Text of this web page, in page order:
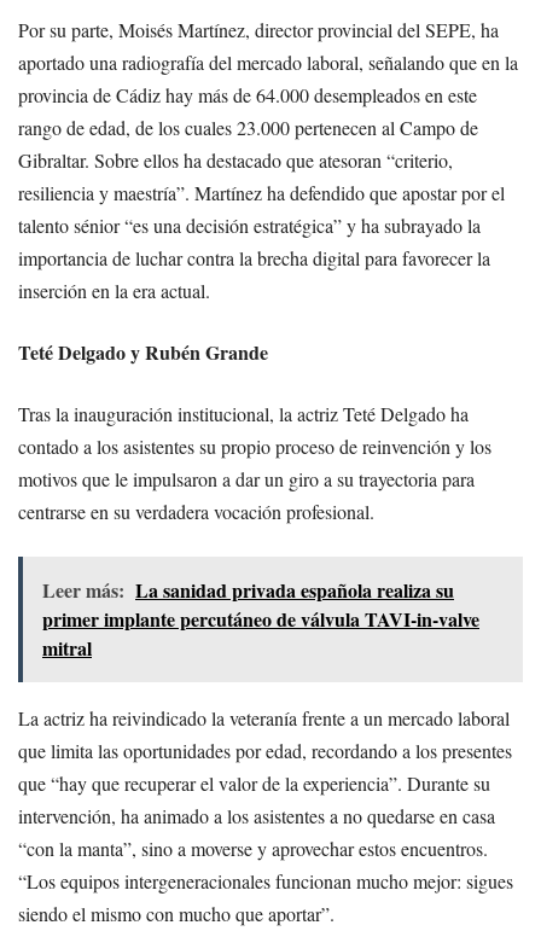
Por su parte, Moisés Martínez, director provincial del SEPE, ha
aportado una radiografía del mercado laboral, señalando que en la
provincia de Cádiz hay más de 64.000 desempleados en este
rango de edad, de los cuales 23.000 pertenecen al Campo de
Gibraltar. Sobre ellos ha destacado que atesoran “criterio,
resiliencia y maestría”. Martínez ha defendido que apostar por el
talento sénior “es una decisión estratégica” y ha subrayado la
importancia de luchar contra la brecha digital para favorecer la
inserción en la era actual.
Teté Delgado y Rubén Grande
Tras la inauguración institucional, la actriz Teté Delgado ha
contado a los asistentes su propio proceso de reinvención y los
motivos que le impulsaron a dar un giro a su trayectoria para
centrarse en su verdadera vocación profesional.
Leer más: La sanidad privada española realiza su
primer implante percutáneo de válvula TAVI-in-valve
mitral
La actriz ha reivindicado la veteranía frente a un mercado laboral
que limita las oportunidades por edad, recordando a los presentes
que “hay que recuperar el valor de la experiencia”. Durante su
intervención, ha animado a los asistentes a no quedarse en casa
“con la manta”, sino a moverse y aprovechar estos encuentros.
“Los equipos intergeneracionales funcionan mucho mejor: sigues
siendo el mismo con mucho que aportar”.